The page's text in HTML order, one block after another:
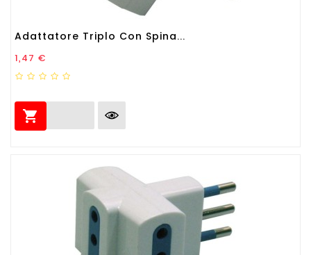
Adattatore Triplo Con Spina...
Prezzo
1,47 €
